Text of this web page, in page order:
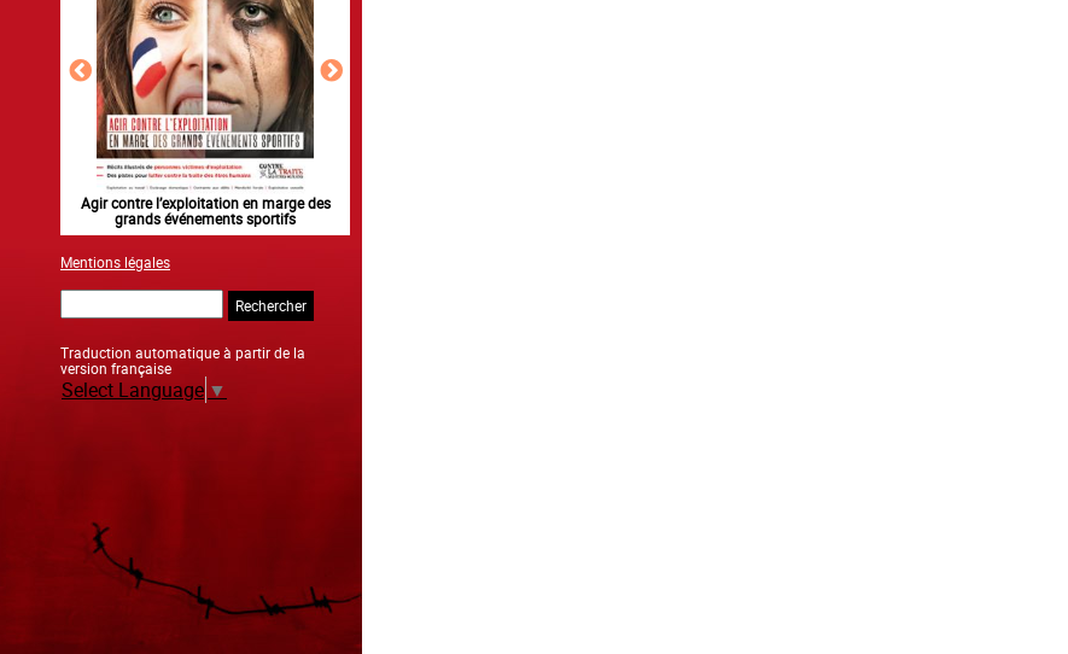
Agir contre l’exploitation en marge des
grands événements sportifs
Mentions légales
Traduction automatique à partir de la
version française
Select Language ▼